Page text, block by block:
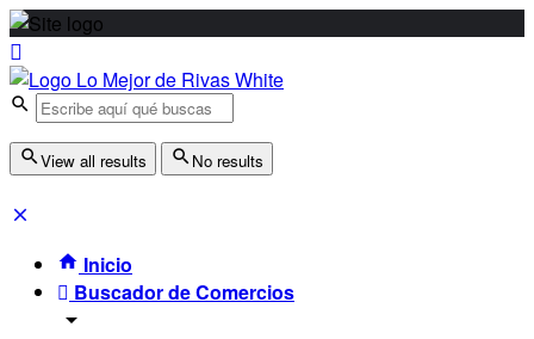
View all results No results
Inicio
Buscador de Comercios